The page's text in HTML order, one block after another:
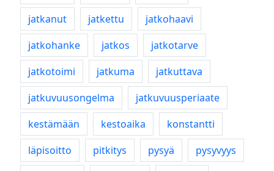
jatkanut
jatkettu
jatkohaavi
jatkohanke
jatkos
jatkotarve
jatkotoimi
jatkuma
jatkuttava
jatkuvuusongelma
jatkuvuusperiaate
kestämään
kestoaika
konstantti
läpisoitto
pitkitys pysyä
pysyvyys